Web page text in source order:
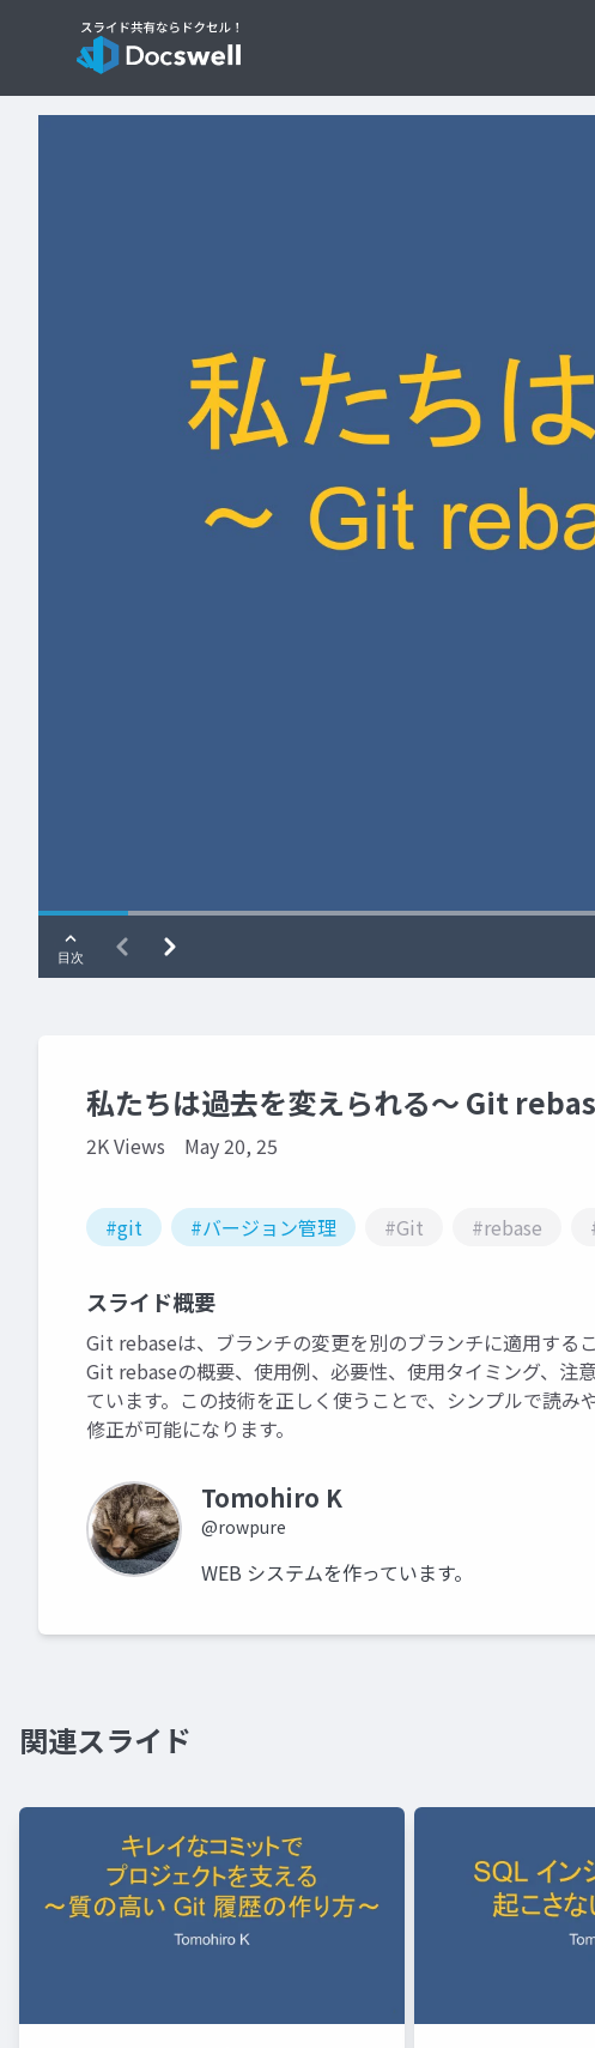
私たちは過去を変えられる〜 Git
2K Views May 20, 25
#git #バージョン管理 #Git #rebase
スライド概要
Git rebaseは、ブランチの変更を別のブランチに適用する
Git rebaseの概要、使用例、必要性、使用タイミング、注
ています。この技術を正しく使うことで、シンプルで読
修正が可能になります。
Tomohiro K
@rowpure
WEB システムを作っています。
関連スライド